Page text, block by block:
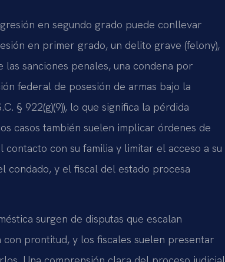
en segundo grado puede conllevar
en primer grado, un delito grave (felony),
sanciones penales, una condena por
federal de posesión de armas bajo la
§ 922(g)(9)), lo que significa la pérdida
casos también suelen implicar órdenes de
con su familia y limitar el acceso a su
condado, y el fiscal del estado procesa
surgen de disputas que escalan
prontitud, y los fiscales suelen presentar